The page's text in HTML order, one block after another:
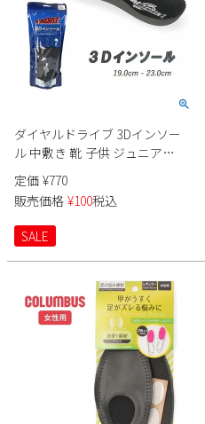
ダイヤルドライブ 3Dインソー
ル 中敷き 靴 子供 ジュニア
47000 ブラック ダイヤルDRIVE
ネコポス
定価 ¥770
販売価格 ¥100税込
SALE